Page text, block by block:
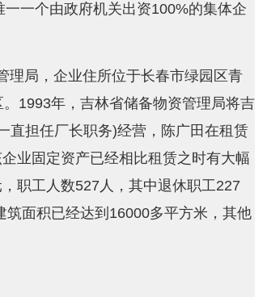
一个由政府机关出资100%的集体企
理局，企业住所位于长春市绿园区青
1993年，吉林省储备物资管理局将吉
直担任厂长职务)经营，陈广田在租赁
业固定资产已经相比租赁之时有大幅
职工人数527人，其中退休职工227
面积已经达到16000多平方米，其他